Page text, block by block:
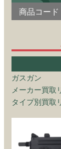
商品コード
ガスガン
メーカー買取
タイプ別買取